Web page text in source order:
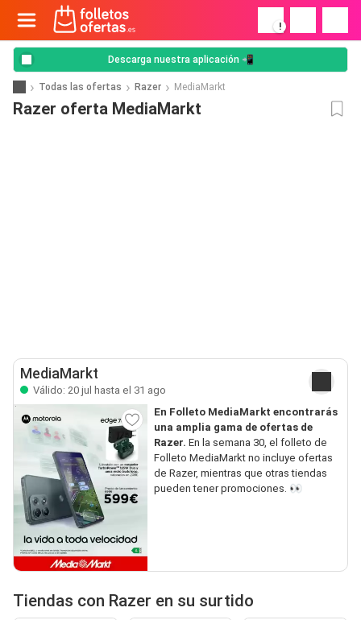
!
Descarga nuestra aplicación 📲
Todas las ofertas Razer MediaMarkt
Razer oferta MediaMarkt
MediaMarkt
Válido: 20 jul hasta el 31 ago
En Folleto MediaMarkt encontrarás
una amplia gama de ofertas de
Razer. En la semana 30, el folleto de
Folleto MediaMarkt no incluye ofertas
de Razer, mientras que otras tiendas
pueden tener promociones. 👀
Tiendas con Razer en su surtido